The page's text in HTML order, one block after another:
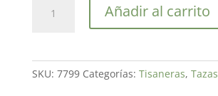
Infusora
Añadir al carrito
SKU: 7799 Categorías: Tisaneras, Tazas